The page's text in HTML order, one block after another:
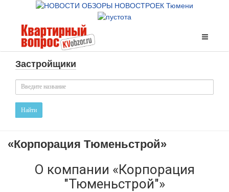
Застройщики
Найти
«Корпорация Тюменьстрой»
О компании «Корпорация
"Тюменьстрой"»